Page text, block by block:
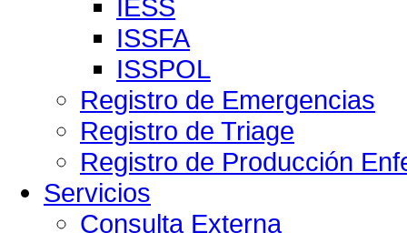
IESS
ISSFA
ISSPOL
Registro de Emergencias
Registro de Triage
Registro de Producción
Servicios
Consulta Externa